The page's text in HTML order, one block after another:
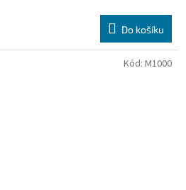
Do košíku
Kód: M1000